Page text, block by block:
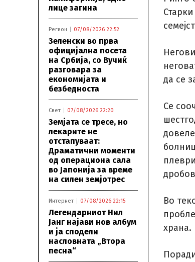
лице загина
Регион 07/08/2026 22:52
Зеленски во прва
официјална посета
на Србија, со Вучиќ
разговара за
економијата и
безбедноста
Свет 07/08/2026 22:20
Земјата се тресе, но
лекарите не
отстапуваат:
Драматични моменти
од операциона сала
во Јапонија за време
на силен земјотрес
Интернет 07/08/2026 22:15
Легендарниот Нил
Јанг најави нов албум
и ја сподели
насловната „Втора
песна“
да се
Се
Во
храна.